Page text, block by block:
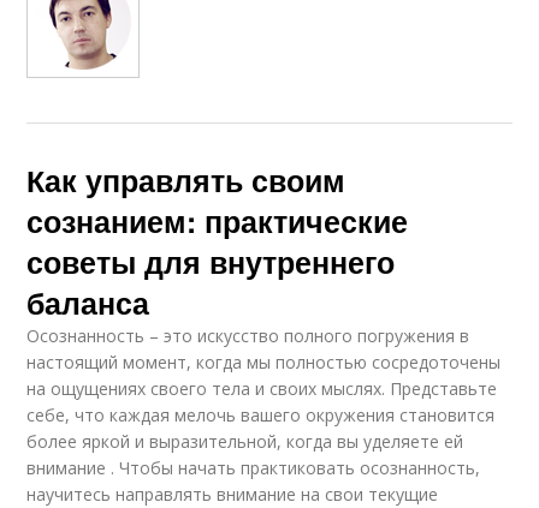
Как управлять своим
сознанием: практические
советы для внутреннего
баланса
Осознанность – это искусство полного погружения в
настоящий момент, когда мы полностью сосредоточены
на ощущениях своего тела и своих мыслях. Представьте
себе, что каждая мелочь вашего окружения становится
более яркой и выразительной, когда вы уделяете ей
внимание . Чтобы начать практиковать осознанность,
научитесь направлять внимание на свои текущие